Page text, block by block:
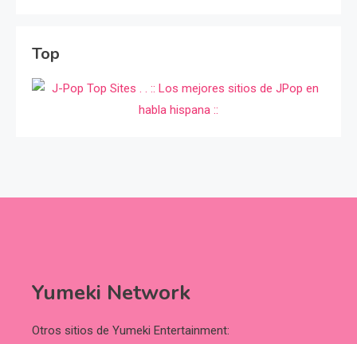
Top
Yumeki Network
Otros sitios de Yumeki Entertainment: